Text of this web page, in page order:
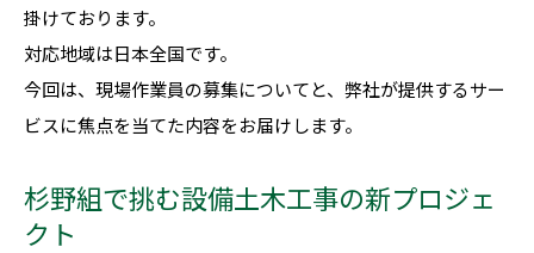
掛けております。
対応地域は日本全国です。
今回は、現場作業員の募集についてと、弊社が提供するサー
ビスに焦点を当てた内容をお届けします。
杉野組で挑む設備土木工事の新プロジェ
クト